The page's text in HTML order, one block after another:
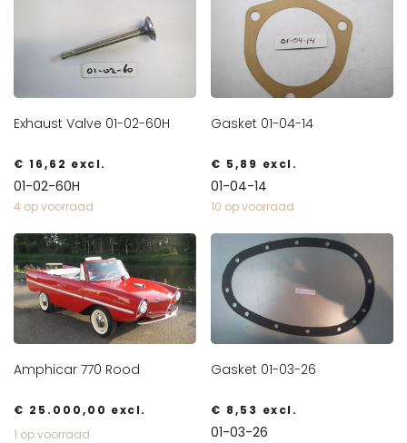
Exhaust Valve 01-02-60H
€ 16,62 excl.
01-02-60H
4 op voorraad
Gasket 01-04-14
€ 5,89 excl.
01-04-14
10 op voorraad
Amphicar 770 Rood
€ 25.000,00 excl.
1 op voorraad
Gasket 01-03-26
€ 8,53 excl.
01-03-26